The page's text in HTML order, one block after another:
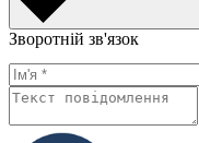
Зворотній зв'язок